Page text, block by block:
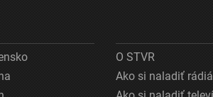
O STVR
Ako si naladiť rádiá